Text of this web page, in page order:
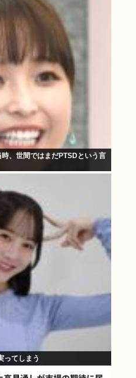
、世間ではまだPTSDという言
ってしまう